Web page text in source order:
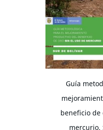
Guía
beneficio de
mercurio.